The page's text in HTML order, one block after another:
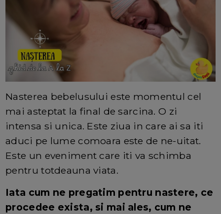
Nasterea bebelusului este momentul cel
mai asteptat la final de sarcina. O zi
intensa si unica. Este ziua in care ai sa iti
aduci pe lume comoara este de ne-uitat.
Este un eveniment care iti va schimba
pentru totdeauna viata.
Iata cum ne pregatim pentru nastere, ce
procedee exista, si mai ales, cum ne